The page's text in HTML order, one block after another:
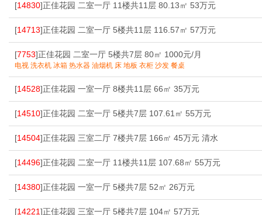
[14830]正佳花园 二室一厅 11楼共11层 80.13㎡ 53万元
[14713]正佳花园 二室一厅 5楼共11层 116.57㎡ 57万元
[7753]正佳花园 二室一厅 5楼共7层 80㎡ 1000元/月
电视 洗衣机 冰箱 热水器 油烟机 床 地板 衣柜 沙发 餐桌
[14528]正佳花园 一室一厅 8楼共11层 66㎡ 35万元
[14510]正佳花园 二室一厅 5楼共7层 107.61㎡ 55万元
[14504]正佳花园 三室二厅 7楼共7层 166㎡ 45万元 清水
[14496]正佳花园 二室一厅 11楼共11层 107.68㎡ 55万元
[14380]正佳花园 一室一厅 5楼共7层 52㎡ 26万元
[14221]正佳花园 三室一厅 5楼共7层 104㎡ 57万元